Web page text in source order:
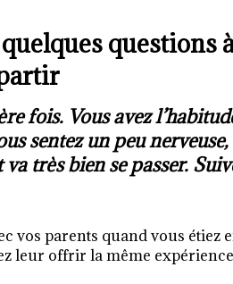
questions
fois. Vous avez
sentez un peu
très bien se passer.
vos parents quand vous étiez
leur offrir la même